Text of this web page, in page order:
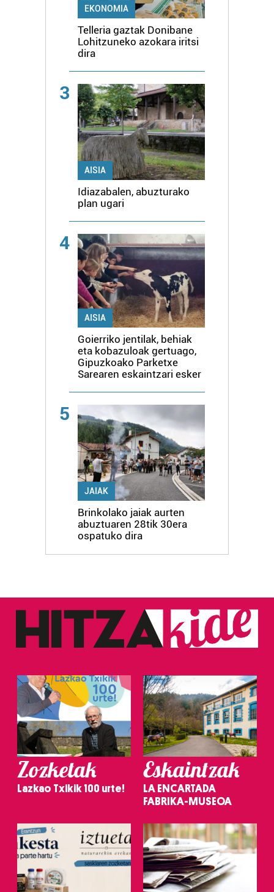
EKONOMIA
Telleria gaztak Donibane
Lohitzuneko azokara iritsi
dira
3
AISIA
Idiazabalen, abuzturako
plan ugari
4
AISIA
Goierriko jentilak, behiak
eta kobazuloak gertuago,
Gipuzkoako Parketxe
Sarearen eskaintzari esker
5
JAIAK
Brinkolako jaiak aurten
abuztuaren 28tik 30era
ospatuko dira
Zozketak
Lazkao Txikik 100 urte!
Eskaintzak
LA ENCARTADA
FABRIKA-MUSEOA